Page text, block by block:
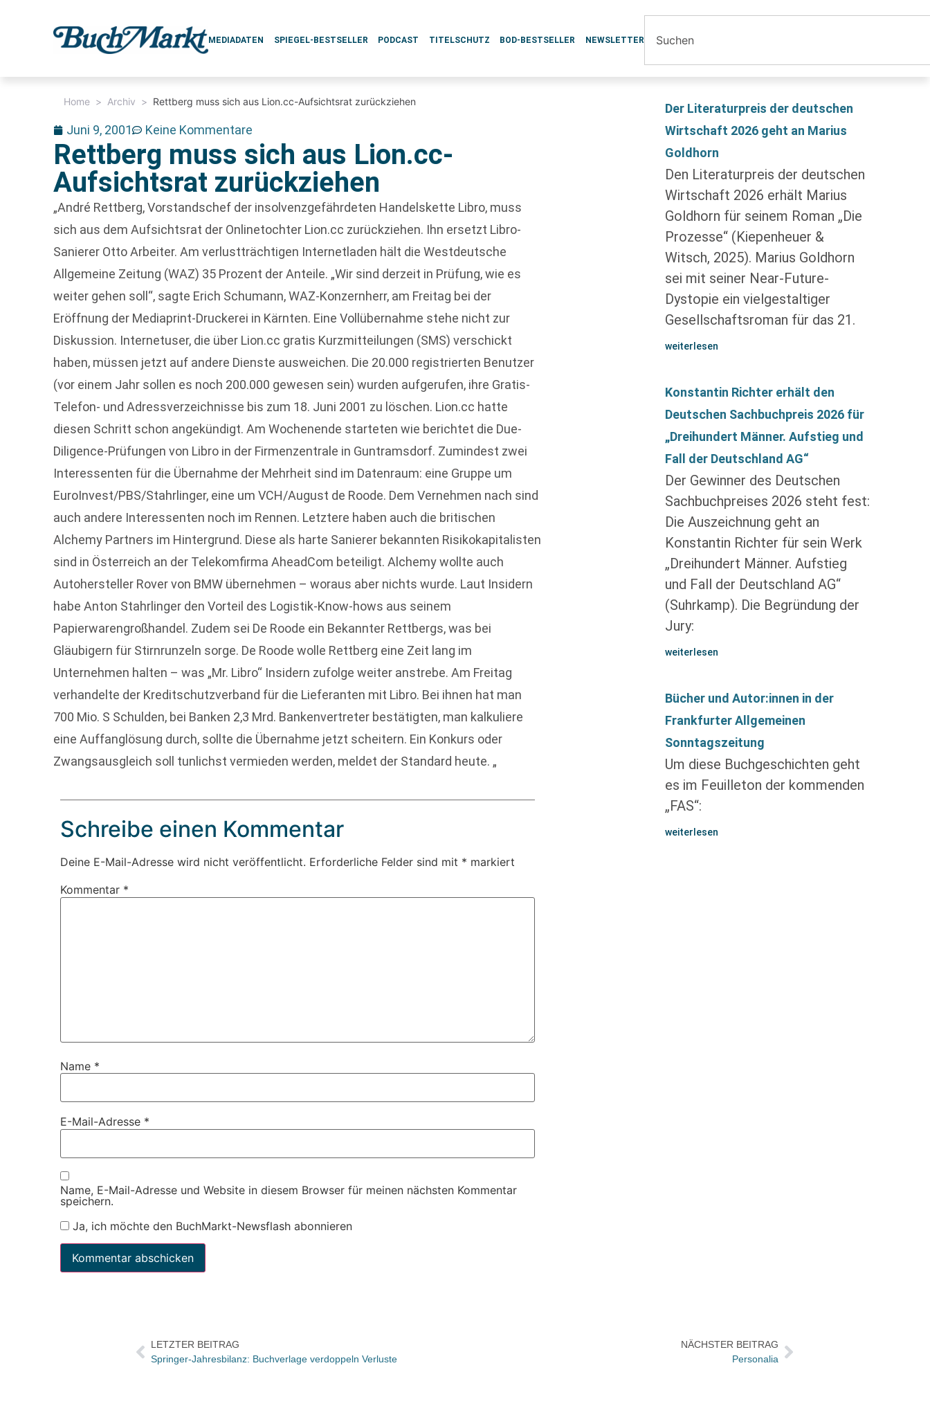
MEDIADATEN SPIEGEL-BESTSELLER PODCAST TITELSCHUTZ BOD-BESTSELLER NEWSLETTER
Home > Archiv > Rettberg muss sich aus Lion.cc-Aufsichtsrat zurückziehen
Juni 9, 2001 Keine Kommentare
Rettberg muss sich aus Lion.cc-
Aufsichtsrat zurückziehen
„André Rettberg, Vorstandschef der insolvenzgefährdeten Handelskette Libro, muss
sich aus dem Aufsichtsrat der Onlinetochter Lion.cc zurückziehen. Ihn ersetzt Libro-
Sanierer Otto Arbeiter. Am verlustträchtigen Internetladen hält die Westdeutsche
Allgemeine Zeitung (WAZ) 35 Prozent der Anteile. „Wir sind derzeit in Prüfung, wie es
weiter gehen soll“, sagte Erich Schumann, WAZ-Konzernherr, am Freitag bei der
Eröffnung der Mediaprint-Druckerei in Kärnten. Eine Vollübernahme stehe nicht zur
Diskussion. Internetuser, die über Lion.cc gratis Kurzmitteilungen (SMS) verschickt
haben, müssen jetzt auf andere Dienste ausweichen. Die 20.000 registrierten Benutzer
(vor einem Jahr sollen es noch 200.000 gewesen sein) wurden aufgerufen, ihre Gratis-
Telefon- und Adressverzeichnisse bis zum 18. Juni 2001 zu löschen. Lion.cc hatte
diesen Schritt schon angekündigt. Am Wochenende starteten wie berichtet die Due-
Diligence-Prüfungen von Libro in der Firmenzentrale in Guntramsdorf. Zumindest zwei
Interessenten für die Übernahme der Mehrheit sind im Datenraum: eine Gruppe um
EuroInvest/PBS/Stahrlinger, eine um VCH/August de Roode. Dem Vernehmen nach sind
auch andere Interessenten noch im Rennen. Letztere haben auch die britischen
Alchemy Partners im Hintergrund. Diese als harte Sanierer bekannten Risikokapitalisten
sind in Österreich an der Telekomfirma AheadCom beteiligt. Alchemy wollte auch
Autohersteller Rover von BMW übernehmen – woraus aber nichts wurde. Laut Insidern
habe Anton Stahrlinger den Vorteil des Logistik-Know-hows aus seinem
Papierwarengroßhandel. Zudem sei De Roode ein Bekannter Rettbergs, was bei
Gläubigern für Stirnrunzeln sorge. De Roode wolle Rettberg eine Zeit lang im
Unternehmen halten – was „Mr. Libro“ Insidern zufolge weiter anstrebe. Am Freitag
verhandelte der Kreditschutzverband für die Lieferanten mit Libro. Bei ihnen hat man
700 Mio. S Schulden, bei Banken 2,3 Mrd. Bankenvertreter bestätigten, man kalkuliere
eine Auffanglösung durch, sollte die Übernahme jetzt scheitern. Ein Konkurs oder
Zwangsausgleich soll tunlichst vermieden werden, meldet der Standard heute. „
Schreibe einen Kommentar
Deine E-Mail-Adresse wird nicht veröffentlicht. Erforderliche Felder sind mit * markiert
Kommentar *
Name *
E-Mail-Adresse *
Name, E-Mail-Adresse und Website in diesem Browser für meinen nächsten Kommentar
speichern.
Ja, ich möchte den BuchMarkt-Newsflash abonnieren
Der Literaturpreis der deutschen
Wirtschaft 2026 geht an Marius
Goldhorn
Den Literaturpreis der deutschen
Wirtschaft 2026 erhält Marius
Goldhorn für seinem Roman „Die
Prozesse“ (Kiepenheuer &
Witsch, 2025). Marius Goldhorn
sei mit seiner Near-Future-
Dystopie ein vielgestaltiger
Gesellschaftsroman für das 21.
weiterlesen
Konstantin Richter erhält den
Deutschen Sachbuchpreis 2026 für
„Dreihundert Männer. Aufstieg und
Fall der Deutschland AG“
Der Gewinner des Deutschen
Sachbuchpreises 2026 steht fest:
Die Auszeichnung geht an
Konstantin Richter für sein Werk
„Dreihundert Männer. Aufstieg
und Fall der Deutschland AG“
(Suhrkamp). Die Begründung der
Jury:
weiterlesen
Bücher und Autor:innen in der
Frankfurter Allgemeinen
Sonntagszeitung
Um diese Buchgeschichten geht
es im Feuilleton der kommenden
„FAS“:
weiterlesen
LETZTER BEITRAG
Springer-Jahresbilanz: Buchverlage verdoppeln Verluste
NÄCHSTER BEITRAG
Personalia